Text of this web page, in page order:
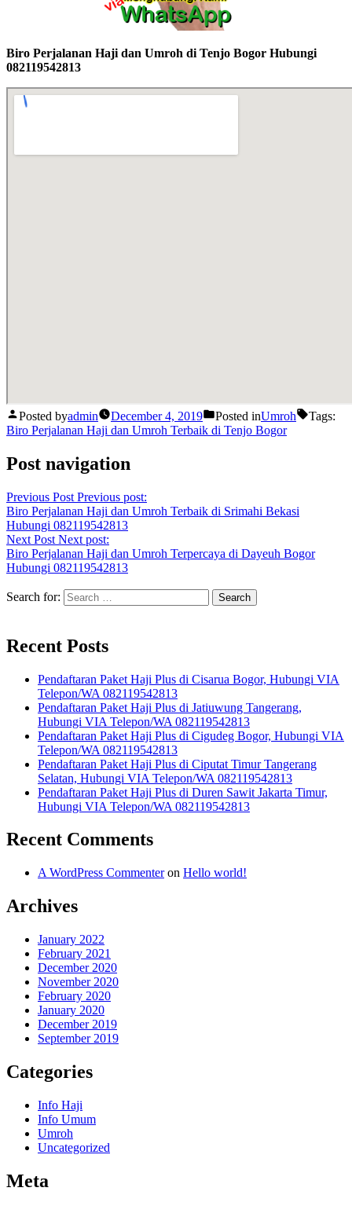
Biro Perjalanan Haji dan Umroh di Tenjo Bogor Hubungi
082119542813
Posted byadmin December 4, 2019 Posted inUmroh
Tags:
Biro Perjalanan Haji dan Umroh Terbaik di Tenjo Bogor
Post navigation
Previous Post Previous post:
Biro Perjalanan Haji dan Umroh Terbaik di Srimahi Bekasi
Hubungi 082119542813
Next Post Next post:
Biro Perjalanan Haji dan Umroh Terpercaya di Dayeuh Bogor
Hubungi 082119542813
Search for:
Recent Posts
Pendaftaran Paket Haji Plus di Cisarua Bogor, Hubungi VIA
Telepon/WA 082119542813
Pendaftaran Paket Haji Plus di Jatiuwung Tangerang,
Hubungi VIA Telepon/WA 082119542813
Pendaftaran Paket Haji Plus di Cigudeg Bogor, Hubungi VIA
Telepon/WA 082119542813
Pendaftaran Paket Haji Plus di Ciputat Timur Tangerang
Selatan, Hubungi VIA Telepon/WA 082119542813
Pendaftaran Paket Haji Plus di Duren Sawit Jakarta Timur,
Hubungi VIA Telepon/WA 082119542813
Recent Comments
A WordPress Commenteron Hello world!
Archives
January 2022
February 2021
December 2020
November 2020
February 2020
January 2020
December 2019
September 2019
Categories
Info Haji
Info Umum
Umroh
Uncategorized
Meta